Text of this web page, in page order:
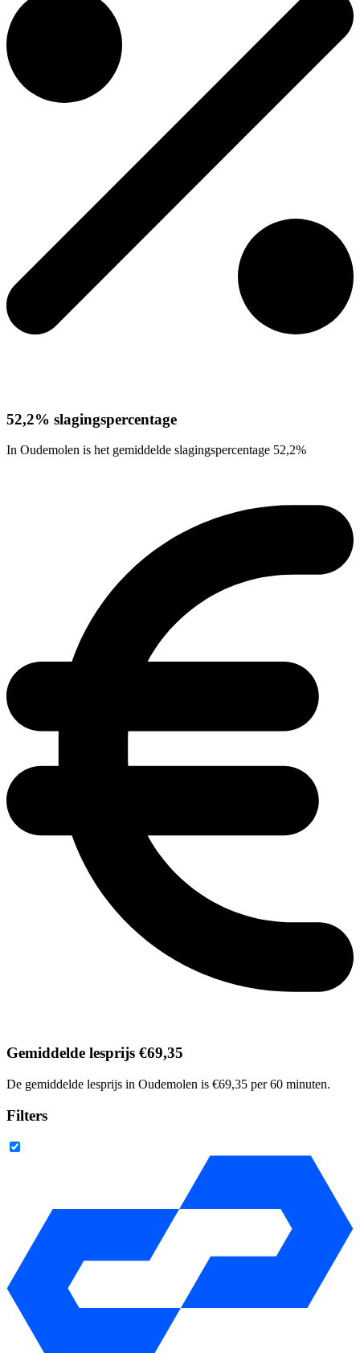
52,2% slagingspercentage
In Oudemolen is het gemiddelde slagingspercentage 52,2%
Gemiddelde lesprijs €69,35
De gemiddelde lesprijs in Oudemolen is €69,35 per 60 minuten.
Filters